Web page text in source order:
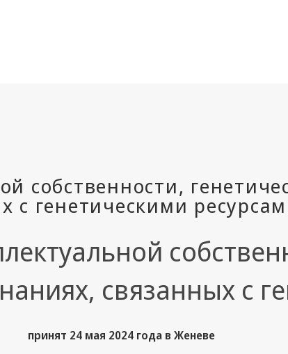
связанных с
принят 24 мая 2024 года в Женеве